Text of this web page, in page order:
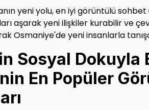
yeni yolu, en iyi görüntülü
aşarak yeni ilişkiler kurabilir ve
Osmaniye'de yeni insanlarla
Sosyal Dokuyla
En Popüler